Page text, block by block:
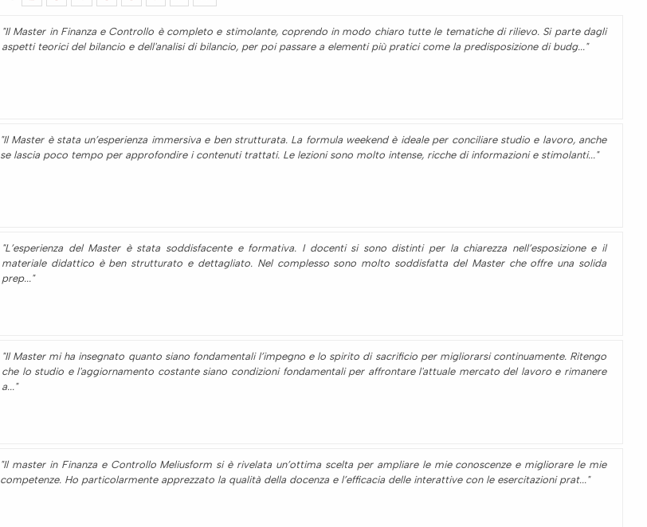
"Il Master in Finanza e Controllo è completo e stimolante, coprendo in modo chiaro tutte le tematiche di rilievo. Si parte dagli
aspetti teorici del bilancio e dell'analisi di bilancio, per poi passare a elementi più pratici come la predisposizione di budg..."
"Il Master è stata un’esperienza immersiva e ben strutturata. La formula weekend è ideale per conciliare studio e lavoro, anche
se lascia poco tempo per approfondire i contenuti trattati. Le lezioni sono molto intense, ricche di informazioni e stimolanti..."
"L’esperienza del Master è stata soddisfacente e formativa. I docenti si sono distinti per la chiarezza nell’esposizione e il
materiale didattico è ben strutturato e dettagliato. Nel complesso sono molto soddisfatta del Master che offre una solida
prep..."
"Il Master mi ha insegnato quanto siano fondamentali l’impegno e lo spirito di sacrificio per migliorarsi continuamente. Ritengo
che lo studio e l'aggiornamento costante siano condizioni fondamentali per affrontare l'attuale mercato del lavoro e rimanere
a..."
"Il master in Finanza e Controllo Meliusform si è rivelata un’ottima scelta per ampliare le mie conoscenze e migliorare le mie
competenze. Ho particolarmente apprezzato la qualità della docenza e l’efficacia delle interattive con le esercitazioni prat..."